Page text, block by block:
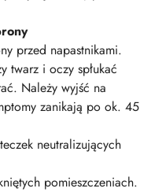
przed napastnikami.
twarz i oczy spłukać
Należy wyjść na
zanikają po ok. 45
neutralizujących
pomieszczeniach.